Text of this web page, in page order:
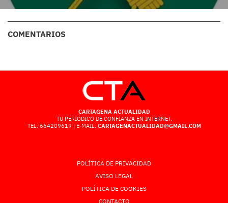
COMENTARIOS
CARTAGENA ACTUALIDAD
TU PERIÓDICO DE CONFIANZA EN INTERNET.
TEL: 664209619 | E-MAIL: CARTAGENACTUALIDAD@GMAIL.COM
POLÍTICA DE PRIVACIDAD
AVISO LEGAL
POLÍTICA DE COOKIES
CONTACTO